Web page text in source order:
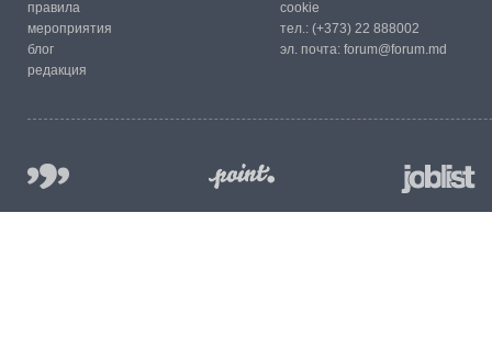
правила
мероприятия
блог
редакция
cookie
тел.: (+373) 22 888002
эл. почта: forum@forum.md